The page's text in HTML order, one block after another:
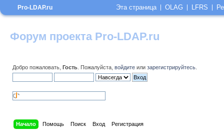
Форум проекта Pro-LDAP.ru
Добро пожаловать, Гость . Пожалуйста, войдите или зарегистрируйтесь
Начало Помощь Поиск Вход Регистрация
Pro-LDAP.ru Эта страница OLAG LFRS